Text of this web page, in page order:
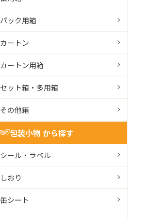
パック用箱
カートン
カートン用箱
セット箱・多用箱
その他箱
包装小物 から探す
シール・ラベル
しおり
缶シート